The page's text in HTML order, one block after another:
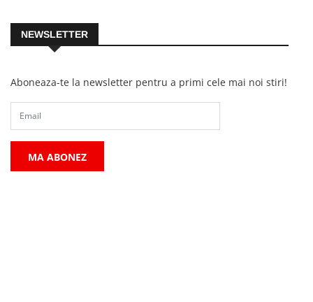
NEWSLETTER
Aboneaza-te la newsletter pentru a primi cele mai noi stiri!
MA ABONEZ